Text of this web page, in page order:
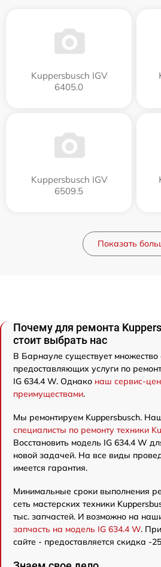
Kuppersbusch IGV
6405.0
Kuppersbusch IGV
6509.5
Показать
Почему для ремонта
стоит выбрать нас
В Барнауле существует множество
предоставляющих услуги по
IG 634.4 W. Однако наш сервис-
преимуществами.
Мы ремонтируем Kuppersbusch.
специалисты по ремонту техники
Восстановить модель IG 634.4 W
новой задачей. На все виды
имеется гарантия.
Минимальные сроки выполнения
сеть мастерских техники
тыс. запчастей. И возможно на
запчасть на модель IG 634.4 W.
сайте - предоставляется скидка -